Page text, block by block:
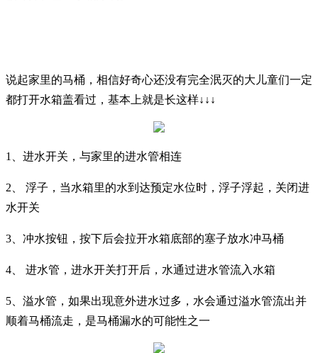
说起家里的马桶，相信好奇心还没有完全泯灭的大儿童们一定
都打开水箱盖看过，基本上就是长这样↓↓↓
1、进水开关，与家里的进水管相连
2、 浮子，当水箱里的水到达预定水位时，浮子浮起，关闭进
水开关
3、冲水按钮，按下后会拉开水箱底部的塞子放水冲马桶
4、 进水管，进水开关打开后，水通过进水管流入水箱
5、溢水管，如果出现意外进水过多，水会通过溢水管流出并
顺着马桶流走，是马桶漏水的可能性之一